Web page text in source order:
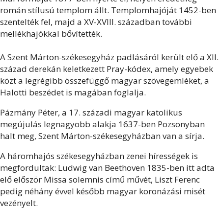
román stílusú templom állt. Templomhajóját 1452-ben
szentelték fel, majd a XV-XVIII. században további
mellékhajókkal bővítették.
A Szent Márton-székesegyház padlásáról került elő a XII.
század derekán keletkezett Pray-kódex, amely egyebek
közt a legrégibb összefüggő magyar szövegemléket, a
Halotti beszédet is magában foglalja.
Pázmány Péter, a 17. századi magyar katolikus
megújulás legnagyobb alakja 1637-ben Pozsonyban
halt meg, Szent Márton-székesegyházban van a sírja.
A háromhajós székesegyházban zenei hírességek is
megfordultak: Ludwig van Beethoven 1835-ben itt adta
elő először Missa solemnis című művét, Liszt Ferenc
pedig néhány évvel később magyar koronázási misét
vezényelt.